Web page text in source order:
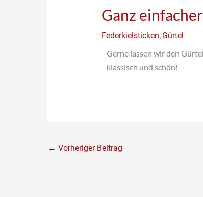
Ganz
Federkielsticken, Gürtel
Gerne lassen wir den
klassisch und schön!
← Vorheriger Beitrag